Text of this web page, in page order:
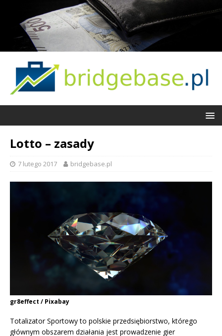
Lotto – zasady
7 lutego 2017 bridgebase.pl
gr8effect / Pixabay
Totalizator Sportowy to polskie przedsiębiorstwo, którego
głównym obszarem działania jest prowadzenie gier